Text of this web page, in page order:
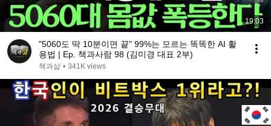
19:03
"5060도 딱 10분이면 끝" 99%는 모르는 똑똑한 AI 활
용법 | Ep. 책과사람 98 (김미경 대표 2부)
책과삶 • 341K views